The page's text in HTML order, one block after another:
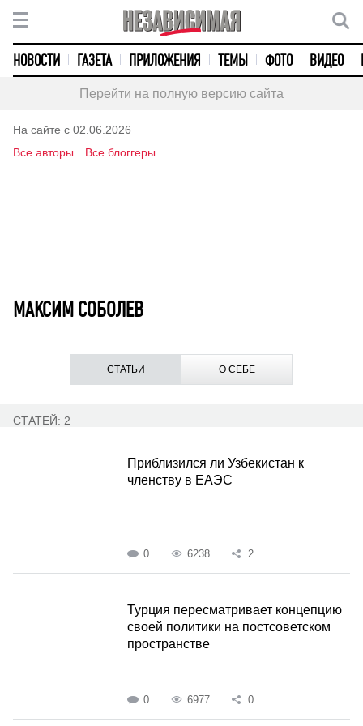
НОВОСТИ ГАЗЕТА ПРИЛОЖЕНИЯ ТЕМЫ ФОТО ВИДЕО
Перейти на полную версию сайта
На сайте с 02.06.2026
Все авторы
Все блоггеры
МАКСИМ СОБОЛЕВ
СТАТЬИ О СЕБЕ
СТАТЕЙ: 2
Приблизился ли Узбекистан к
членству в ЕАЭС
0 6238 2
Турция пересматривает концепцию
своей политики на постсоветском
пространстве
0 6977 0